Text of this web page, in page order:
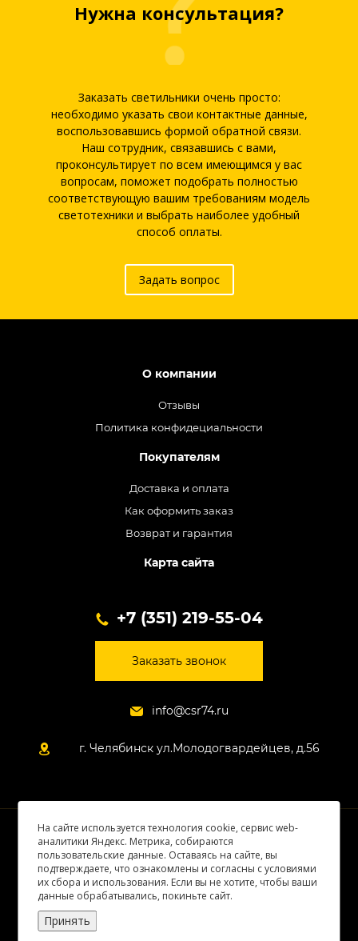
Нужна консультация?
Заказать светильники очень просто:
необходимо указать свои контактные данные,
воспользовавшись формой обратной связи.
Наш сотрудник, связавшись с вами,
проконсультирует по всем имеющимся у вас
вопросам, поможет подобрать полностью
соответствующую вашим требованиям модель
светотехники и выбрать наиболее удобный
способ оплаты.
Задать вопрос
О компании
Отзывы
Политика конфидециальности
Покупателям
Доставка и оплата
Как оформить заказ
Возврат и гарантия
Карта сайта
+7 (351) 219-55-04
Заказать звонок
info@csr74.ru
г. Челябинск ул.Молодогвардейцев, д.56
© 2026 Все права защищены
На сайте используется технология cookie, сервис web-
аналитики Яндекс. Метрика, собираются
пользовательские данные. Оставаясь на сайте, вы
подтверждаете, что ознакомлены и согласны с условиями
их сбора и использования. Если вы не хотите, чтобы ваши
данные обрабатывались, покиньте сайт.
Принять